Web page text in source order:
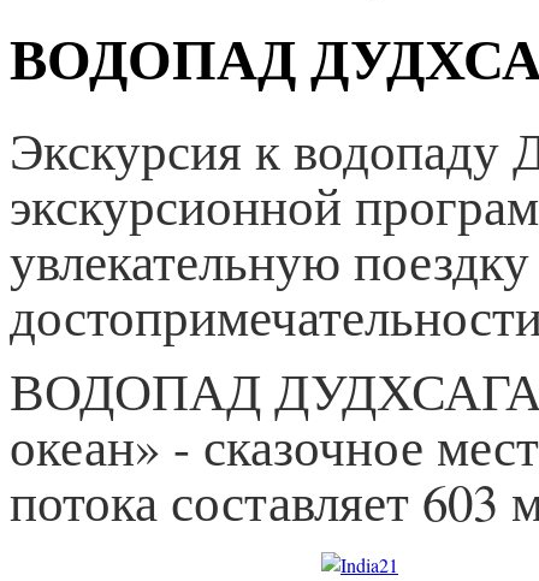
ВОДОПАД
Экскурсия к водопаду
экскурсионной
увлекательную
ВОДОПАД ДУДХСАГАР,
океан» - сказочное
потока составляет 603